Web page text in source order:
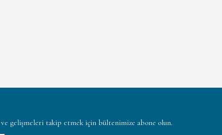
gelişmeleri takip etmek için bültenimize abone olun.